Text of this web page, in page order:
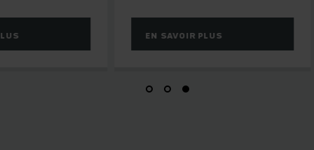
EN SAVOIR PLUS